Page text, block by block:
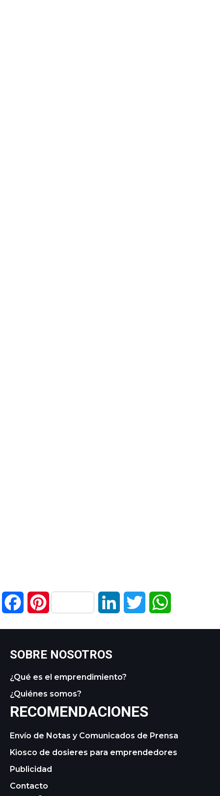
FacebookPinterest LinkedIn Twitter
SOBRE NOSOTROS
¿Qué es el emprendimiento?
¿Quiénes somos?
RECOMENDACIONES
Envío de Notas y Comunicados de Prensa
Kiosco de dosieres para emprendedores
Publicidad
Contacto